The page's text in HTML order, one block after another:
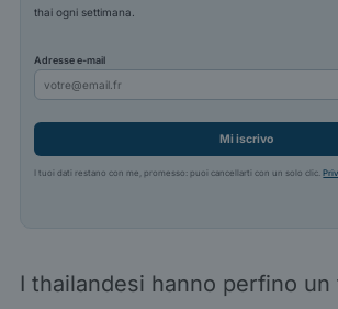
thai ogni settimana.
Adresse e-mail
Mi iscrivo
I tuoi dati restano con me, promesso: puoi cancellarti con un solo clic.
I thailandesi hanno perfino